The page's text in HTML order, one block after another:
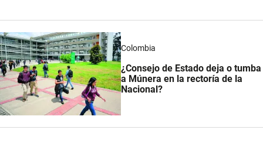
Colombia
¿Consejo de Estado deja o tumba
a Múnera en la rectoría de la
Nacional?